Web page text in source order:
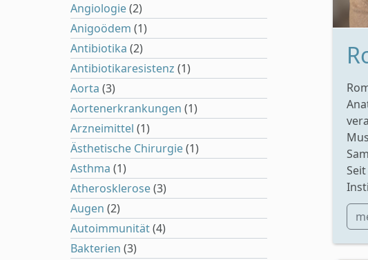
Angiologie(2)
Anigoödem (1)
Antibiotika (2)
Antibiotikaresistenz (1)
Aorta (3)
Aortenerkrankungen (1)
Arzneimittel (1)
Ästhetische Chirurgie(1)
Asthma (1)
Atherosklerose(3)
Augen (2)
Autoimmunität(4)
Bakterien (3)